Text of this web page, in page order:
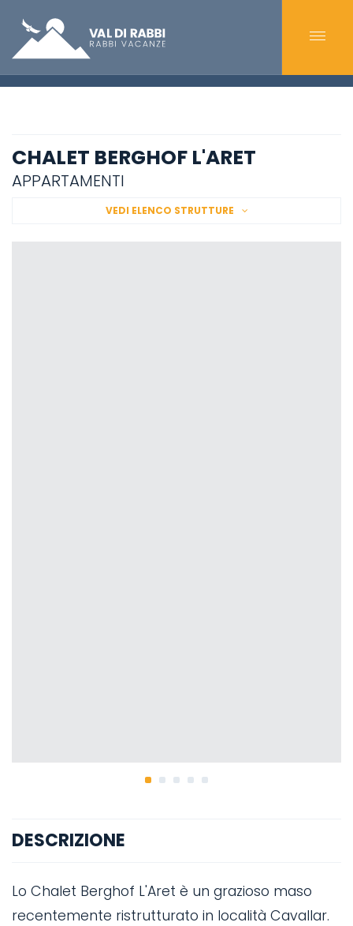
CHALET BERGHOF L'ARET
APPARTAMENTI
VEDI ELENCO STRUTTURE
DESCRIZIONE
Lo Chalet Berghof L'Aret è un grazioso maso
recentemente ristrutturato in località Cavallar.